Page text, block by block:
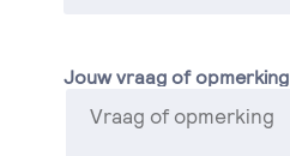
Jouw vraag of opmerking